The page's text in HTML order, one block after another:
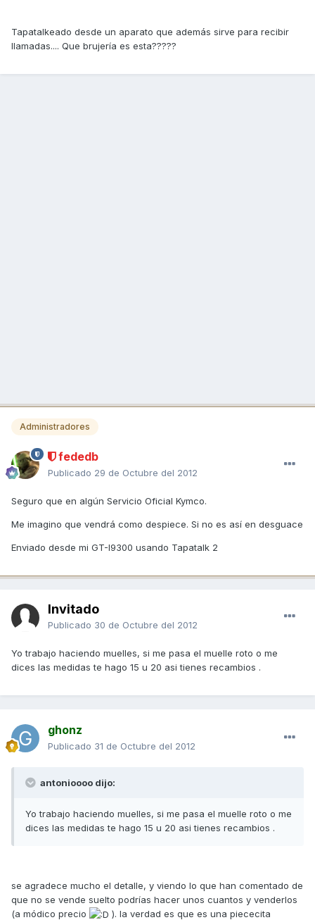
Tapatalkeado desde un aparato que además sirve para recibir
llamadas.... Que brujería es esta?????
Administradores
fededb
Publicado 29 de Octubre del 2012
Seguro que en algún Servicio Oficial Kymco.
Me imagino que vendrá como despiece. Si no es así en desguace
Enviado desde mi GT-I9300 usando Tapatalk 2
Invitado
Publicado 30 de Octubre del 2012
Yo trabajo haciendo muelles, si me pasa el muelle roto o me
dices las medidas te hago 15 u 20 asi tienes recambios .
ghonz
Publicado 31 de Octubre del 2012
antonioooo dijo:
Yo trabajo haciendo muelles, si me pasa el muelle roto o me
dices las medidas te hago 15 u 20 asi tienes recambios .
se agradece mucho el detalle, y viendo lo que han comentado de
que no se vende suelto podrías hacer unos cuantos y venderlos
(a módico precio
). la verdad es que es una piececita